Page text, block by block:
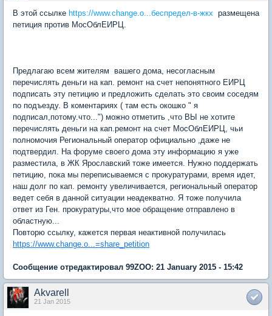
В этой ссылке https://www.change.o...беспредел-в-жкх размещена
петиция против МосОблЕИРЦ.
Предлагаю всем жителям вашего дома, несогласным
перечислять деньги на кап. ремонт на счет непонятного ЕИРЦ
подписать эту петицию и предложить сделать это своим соседям
по подъезду. В коментариях ( там есть окошко " я
подписал,потому.что...") можно отметить ,что ВЫ не хотите
перечислять деньги на кап.ремонт на счет МосОблЕИРЦ, чьи
полномочия Региональный оператор официально ,даже не
подтвердил. На форуме своего дома эту информацию я уже
разместила, в ЖК Ярославский тоже имеется. Нужно поддержать
петицию, пока мы переписываемся с прокуратурами, время идет,
наш долг по кап. ремонту увеличивается, региональный оператор
ведет себя в данной ситуации неадекватно. Я тоже получила
ответ из Ген. прокуратуры,что мое обращение отправлено в
областную...
Повторю ссылку, кажется первая неактивной получилась
https://www.change.o...=share_petition
Сообщение отредактировал 99ZOO: 21 January 2015 - 15:42
Akvarell
21 Jan 2015